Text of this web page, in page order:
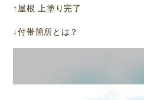
↑屋根 上塗り完了
↓付帯箇所とは？